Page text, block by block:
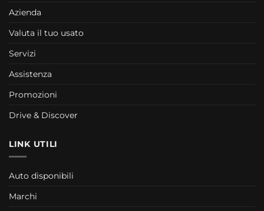
Azienda
Valuta il tuo usato
Servizi
Assistenza
Promozioni
Drive & Discover
LINK UTILI
Auto disponibili
Marchi